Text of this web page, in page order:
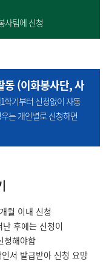
사팀에 신청
동 (이화봉사단, 사
기부터 신청없이 자동
는 개인별로 신청하면
월 이내 신청
후에는 신청이
청해야함
서 발급받아 신청 요망